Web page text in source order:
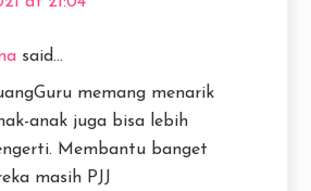
said...
memang menarik
anak juga bisa lebih
Membantu banget
masih PJJ